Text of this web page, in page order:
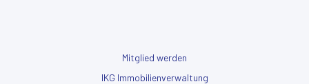
Mitglied werden
IKG Immobilienverwaltung